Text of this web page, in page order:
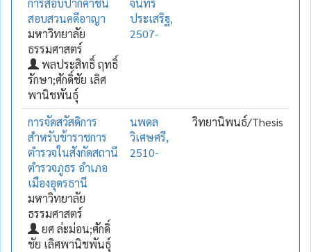
สอบสวนคดีอาญา
มหาวิทยาลัย
ธรรมศาสตร์
พลประสิทธิ์ ฤทธิ์
รักษา;ศักดิ์ชัย เลิศ
พานิชพันธุ์
ประเสริฐ,
2507-
การจัดสวัสดิการ
สำหรับข้าราชการ
ตำรวจในสังกัดสถานี
ตำรวจภูธร อำเภอ
เมืองอุดรธานี
มหาวิทยาลัย
ธรรมศาสตร์
ยศ ล่ะม่อน;ศักดิ์
ชัย เลิศพานิชพันธุ์
นพดล
วิเศษศรี,
2510-
วิทยานิพนธ์/Thesis